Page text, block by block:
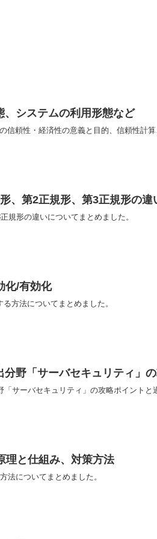
、システムの利用形態など
信頼性・経済性の意義と目的、信頼性計
、第2正規形、第3正規形の違
規形の違いについてまとめました。
化/有効化
方法についてまとめました。
分野「サーバセキュリティ」
サーバセキュリティ」の攻略ポイントと
理と仕組み、対策方法
法についてまとめました。